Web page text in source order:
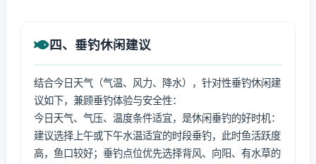
四、垂钓休闲建议
结合今日天气（气温、风力、降水），针对性垂钓休闲建
议如下，兼顾垂钓体验与安全性：
今日天气、气压、温度条件适宜，是休闲垂钓的好时机：
建议选择上午或下午水温适宜的时段垂钓，此时鱼活跃度
高，鱼口较好；垂钓点位优先选择背风、向阳、有水草的